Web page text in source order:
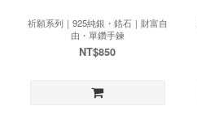
祈願系列｜925純銀・鋯石｜財富自
由・單鑽手鍊
NT$850